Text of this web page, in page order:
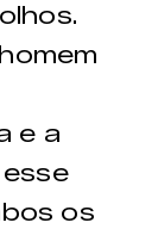
e a
os